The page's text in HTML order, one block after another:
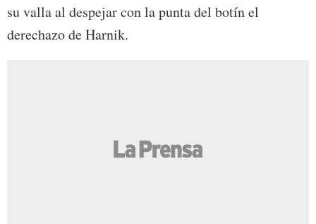
su valla al despejar con la punta del botín el
derechazo de Harnik.